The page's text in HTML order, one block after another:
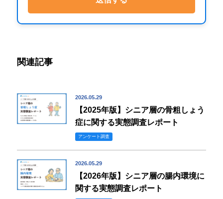
関連記事
2026.05.29
【2025年版】シニア層の骨粗しょう
症に関する実態調査レポート
アンケート調査
2026.05.29
【2026年版】シニア層の腸内環境に
関する実態調査レポート